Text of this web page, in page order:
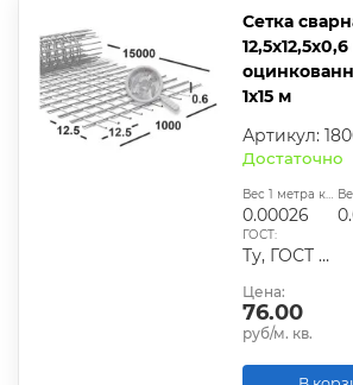
Сетка
1х15 м
Артикул:
Достаточно
Вес 1 метра квадратного, т:
0.00026
ГОСТ:
Ту, ГОСТ 23279-2012
Цена:
76.00
руб/м. кв.